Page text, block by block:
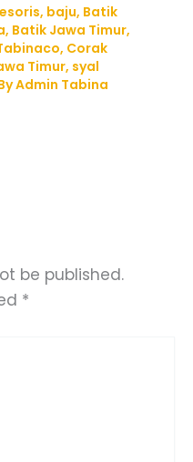
, baju, Batik
, Batik Jawa Timur,
, Corak
Timur, syal
Admin Tabina
be published.
*